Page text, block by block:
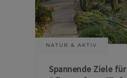
NATUR & AKTIV
Spannende Ziele für